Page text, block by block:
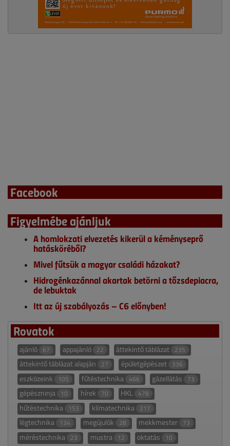
Facebook
Figyelmébe ajánljuk
A homlokzati elvezetés kikerül a kéményseprő
hatásköréből?
Mivel fűtsük a magyar családi házakat?
Hidrogénkazánnal akartak betörni a tőzsdepiacra,
de lebuktak
Itt az új szabályozás – C6 előnyben!
Rovatok
ajánló 67 appajánló 22 áttekintő táblázat 235
áttekintő táblázat alapján 27 épületgépészet 336
eszközeink 105 fűtéstechnika 466 gázellátás 73
gépészninja 10 hírek 70 HKL 478
hűtéstechnika 153 klímatechnika 217
légtechnika 134 megújulók 28 mekkmester 73
méréstechnika 23 mustra 12 oktatás 10